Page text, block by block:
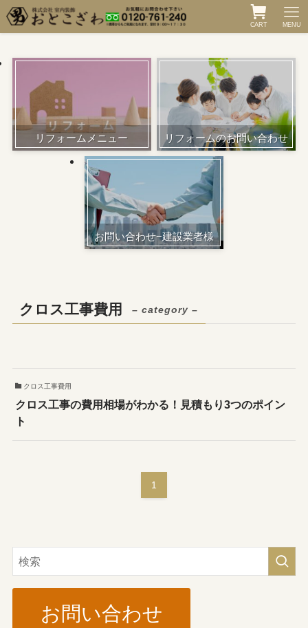
CART MENU
リフォームメニュー リフォームのお問い合わせ
お問い合わせ−建設業者様
クロス工事費用 – category –
クロス工事費用
クロス工事の費用相場がわかる！見積もり3つのポイン
ト
1
お問い合わせ